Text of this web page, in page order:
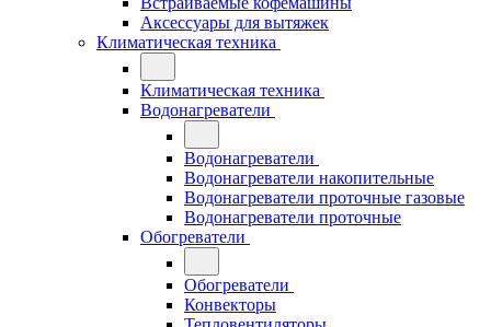
Аксессуары для вытяжек
Климатическая техника
Климатическая техника
Водонагреватели
Водонагреватели
Водонагреватели накопительные
Водонагреватели проточные газовые
Водонагреватели проточные
Обогреватели
Обогреватели
Конвекторы